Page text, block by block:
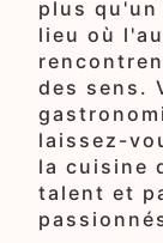
plus
lieu où
des sens.
laissez-
la cuisine
talent et